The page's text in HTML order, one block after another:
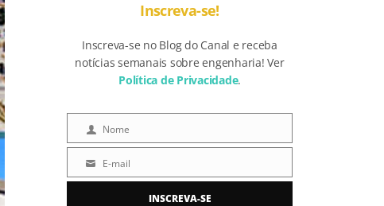
Inscreva-se!
Inscreva-se no Blog do Canal e receba
notícias semanais sobre engenharia! Ver
Política de Privacidade.
Nome Nome
mail
E-mail
INSCREVA-SE